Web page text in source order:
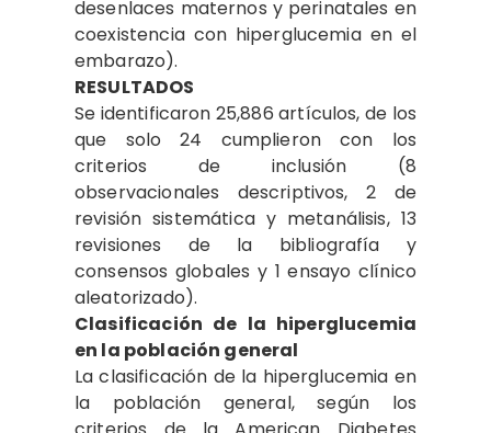
desenlaces maternos y perinatales en
coexistencia con hiperglucemia en el
embarazo).
RESULTADOS
Se identificaron 25,886 artículos, de los
que solo 24 cumplieron con los
criterios de inclusión (8
observacionales descriptivos, 2 de
revisión sistemática y metanálisis, 13
revisiones de la bibliografía y
consensos globales y 1 ensayo clínico
aleatorizado).
Clasificación de la hiperglucemia
en la población general
La clasificación de la hiperglucemia en
la población general, según los